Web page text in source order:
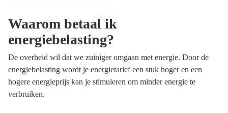
Waarom betaal ik
energiebelasting?
De overheid wil dat we zuiniger omgaan met energie. Door de
energiebelasting wordt je energietarief een stuk hoger en een
hogere energieprijs kan je stimuleren om minder energie te
verbruiken.